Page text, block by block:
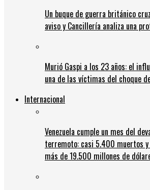
Un buque de guerra británico
aviso y Cancillería analiza una
Murió Gaspi a los 23 años: el
una de las víctimas del choque
Internacional
Venezuela cumple un mes del
terremoto: casi 5.400 muertos
más de 19.500 millones de